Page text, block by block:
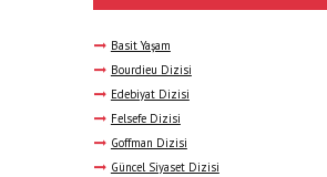
Basit Yaşam
Bourdieu Dizisi
Edebiyat Dizisi
Felsefe Dizisi
Goffman Dizisi
Güncel Siyaset Dizisi